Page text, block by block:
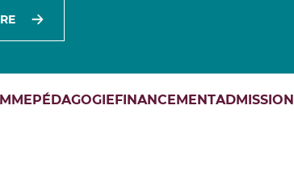
PÉDAGOGIEFINANCEMENTADMISSION